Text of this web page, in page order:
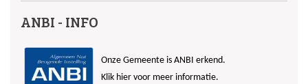
ANBI - INFO
Onze Gemeente is ANBI erkend.
Klik hier voor meer informatie.